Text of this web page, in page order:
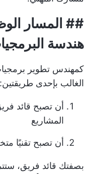
## المسار
هندسة
كمهندس تطوير
الغالب بإحدى طريقتين:
أن تصبح قائد
المشاريع
أن تصبح تقنيًا
بصفتك قائد فريق،